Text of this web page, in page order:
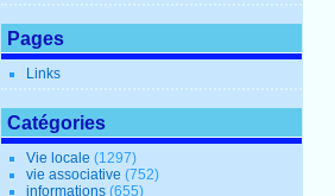
Pages
Links
Catégories
Vie locale (1297)
vie associative (752)
informations (655)